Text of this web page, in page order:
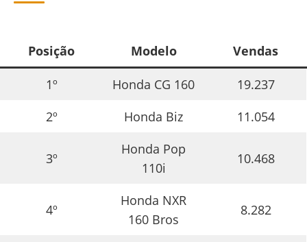
Posição Modelo Vendas
1º Honda CG 160
19.237
2º
Honda Biz 11.054
3º
Honda Pop
110i
10.468
4º
Honda NXR
160 Bros
8.282